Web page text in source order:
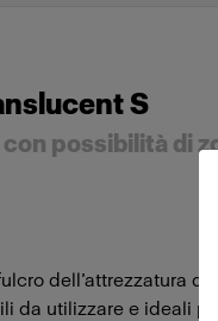
Profoto D30
Profoto B2
S
possibilità di
dell’attrezzatura di
da utilizzare e ideali